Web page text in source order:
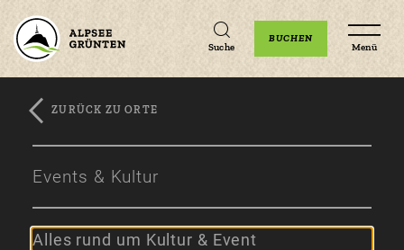
Zum
Zur
Zum
Suche
BUCHEN
Menü
ZURÜCK ZU ORTE
Events & Kultur
Alles rund um Kultur & Event
Unterkünfte Veranstaltungen